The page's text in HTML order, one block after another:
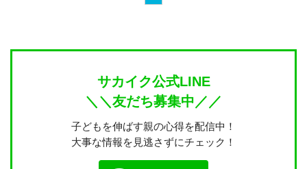
サカイク公式LINE
＼＼友だち募集中／／
子どもを伸ばす親の心得を配信中！
大事な情報を見逃さずにチェック！